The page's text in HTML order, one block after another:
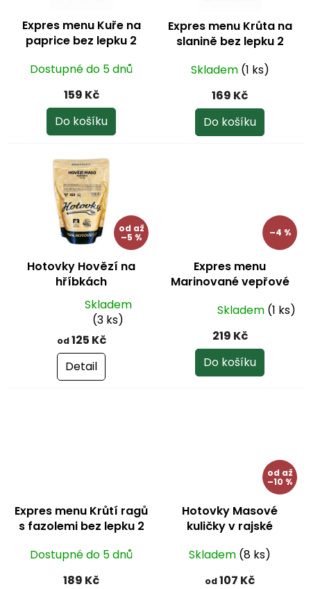
Expres menu Kuře na
paprice bez lepku 2
Dostupné do 5 dnů
159 Kč
Do košíku
Expres menu Krůta na
slanině bez lepku 2
Skladem (1 ks)
169 Kč
Do košíku
od až
–5 %
Hotovky Hovězí na
hříbkách
produktu
Skladem
(3 ks)
od125 Kč
Detail
–4 %
Expres menu
Marinované vepřové
porce
hodnocení
Skladem (1 ks)
219 Kč
Do košíku
Expres menu Krůtí ragů
s fazolemi bez lepku 2
Dostupné do 5 dnů
189 Kč
od až
–10 %
Hotovky Masové
kuličky v rajské
Skladem (8 ks)
od107 Kč